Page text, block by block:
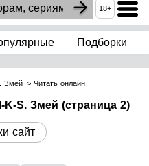
18+
Подборки
Змей Читать онлайн
K-S. Змей (страница 2)
сайт